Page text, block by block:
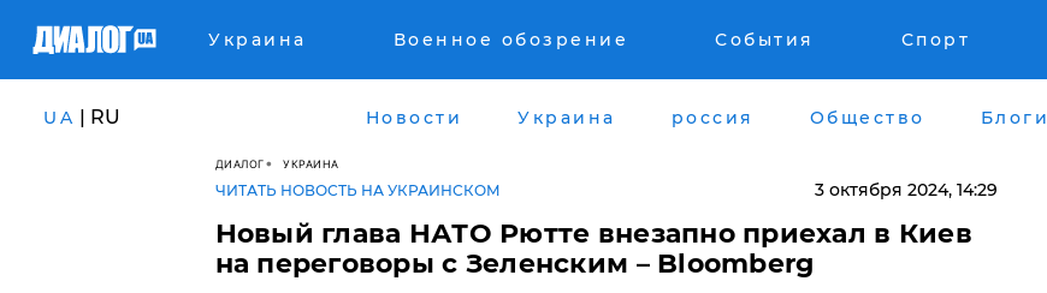
Украина Военное обозрение События Спорт
UA | RU Новости Украина россия Общество Блоги
ДИАЛОГ УКРАИНА
ЧИТАТЬ НОВОСТЬ НА УКРАИНСКОМ 3 октября 2024, 14:29
Новый глава НАТО Рютте внезапно приехал в Киев
на переговоры с Зеленским – Bloomberg